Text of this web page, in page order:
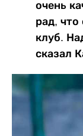
очень
рад,
клуб.
сказал